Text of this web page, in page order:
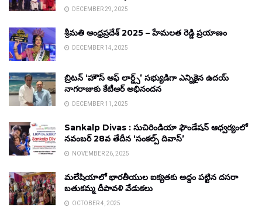
DECEMBER 29, 2025
శ్రీమతి ఆంధ్రప్రదేశ్ 2025 – హేమలత రెడ్డి ప్రయాణం
DECEMBER 14, 2025
బ్రిటన్ ‘హౌస్ ఆఫ్ లార్డ్స్’ సభ్యుడిగా ఎన్నికైన ఉదయ్
నాగరాజుకు కేటీఆర్ అభినందన
DECEMBER 11, 2025
Sankalp Divas : సుచిరిండియా ఫౌండేషన్ ఆధ్వర్యంలో
నవంబర్ 28వ తేదీన ‘సంకల్ప్ దివాస్’
NOVEMBER 26, 2025
మలేషియాలో భారతీయుల ఐక్యతకు అద్దం పట్టిన దసరా
బతుకమ్మ దీపావళి వేడుకలు
OCTOBER 4, 2025